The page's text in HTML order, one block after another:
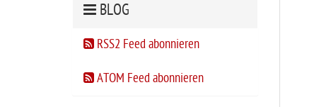
BLOG
RSS2 Feed abonnieren
ATOM Feed abonnieren